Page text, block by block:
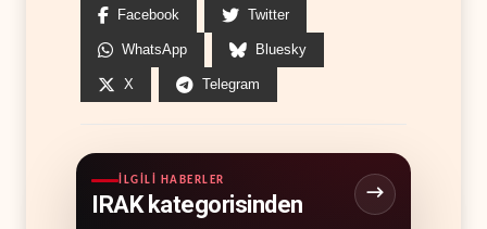
Facebook Twitter
WhatsApp Bluesky
X Telegram
İLGILI HABERLER
IRAK kategorisinden